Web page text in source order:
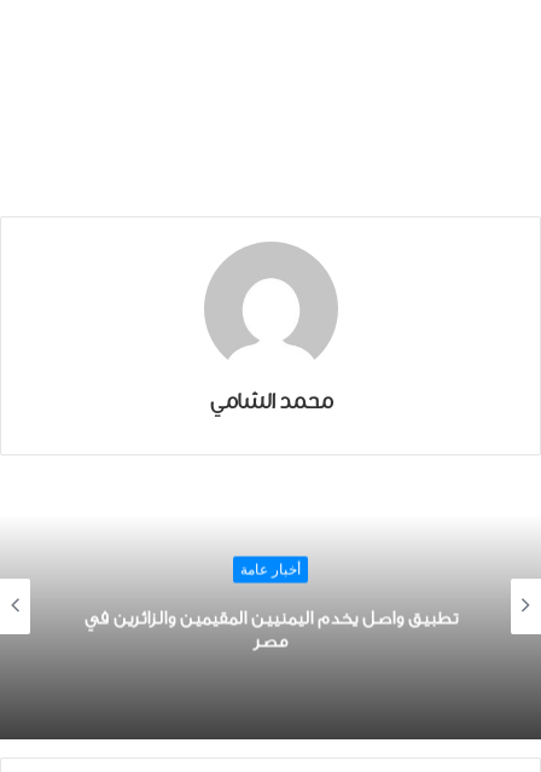
محمد الشامي
أخبار عامة
تطبيق واصل يخدم اليمنيين المقيمين والزائرين في
مصر